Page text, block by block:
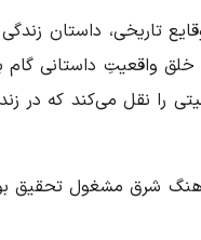
تاریخی، داستان
خلق واقعیتِ داستانی گام
را نقل می‌کند که در
شرق مشغول تحقیق